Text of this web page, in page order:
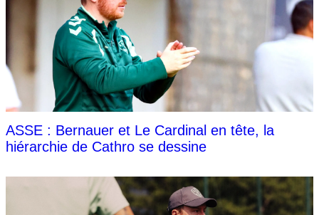
ASSE : Bernauer et Le Cardinal en tête, la
hiérarchie de Cathro se dessine